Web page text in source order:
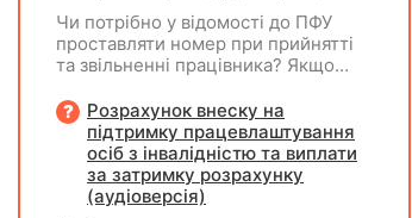
Чи потрібно у відомості до ПФУ
проставляти номер при прийнятті
та звільненні працівника? Якщо
основним місцем роботи та за
сумісництвом, чи рахується це як
два роботодавці?
Розрахунок внеску на
підтримку працевлаштування
осіб з інвалідністю та виплати
за затримку розрахунку
(аудіоверсія)